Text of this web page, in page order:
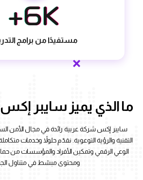
مستفيدًا من برامج
ما الذي يميز سايبر
سايبر إكس شركة عربية رائدة في مجال الأمن
التقنية والرؤية التوعوية. نقدّم حلولاً وخدمات
الوعي الرقمي وتمكين الأفراد والمؤسسات من
ومحتوى مبسّط في متناول